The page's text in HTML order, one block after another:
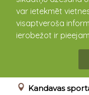
var ietekmēt
visaptveroša
ierobežot ir
"Crossfit"
Kandavas